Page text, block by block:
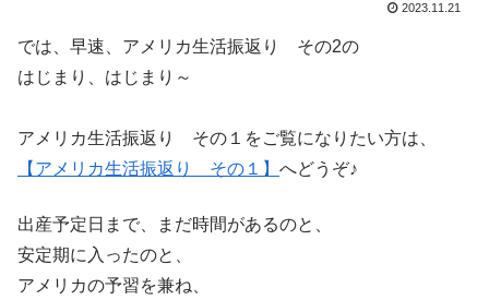
2023.11.21
では、早速、アメリカ生活振返り その2の
はじまり、はじまり～
アメリカ生活振返り その１をご覧になりたい方は、
【アメリカ生活振返り その１】 へどうぞ♪
出産予定日まで、まだ時間があるのと、
安定期に入ったのと、
アメリカの予習を兼ね、